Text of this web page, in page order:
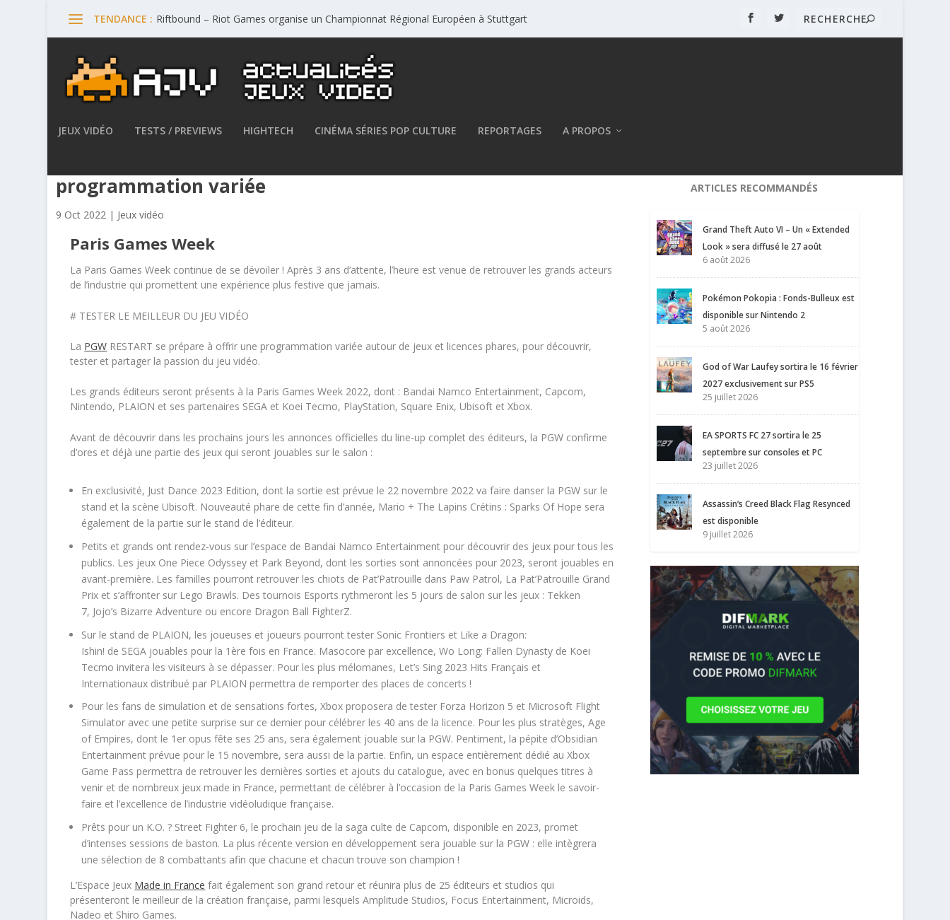
TENDANCE : Riftbound – Riot Games organise un Championnat Régional Européen à Stuttgart
JEUX VIDÉO TESTS / PREVIEWS HIGHTECH CINÉMA SÉRIES POP CULTURE REPORTAGES A PROPOS
programmation variée
9 Oct 2022 | Jeux vidéo
Paris Games Week
La Paris Games Week continue de se dévoiler ! Après 3 ans d’attente, l’heure est venue de retrouver les grands acteurs
de l’industrie qui promettent une expérience plus festive que jamais.
# TESTER LE MEILLEUR DU JEU VIDÉO
La PGW RESTART se prépare à offrir une programmation variée autour de jeux et licences phares, pour découvrir,
tester et partager la passion du jeu vidéo.
Les grands éditeurs seront présents à la Paris Games Week 2022, dont : Bandai Namco Entertainment, Capcom,
Nintendo, PLAION et ses partenaires SEGA et Koei Tecmo, PlayStation, Square Enix, Ubisoft et Xbox.
Avant de découvrir dans les prochains jours les annonces officielles du line-up complet des éditeurs, la PGW confirme
d’ores et déjà une partie des jeux qui seront jouables sur le salon :
En exclusivité, Just Dance 2023 Edition, dont la sortie est prévue le 22 novembre 2022 va faire danser la PGW sur le
stand et la scène Ubisoft. Nouveauté phare de cette fin d’année, Mario + The Lapins Crétins : Sparks Of Hope sera
également de la partie sur le stand de l’éditeur.
Petits et grands ont rendez-vous sur l’espace de Bandai Namco Entertainment pour découvrir des jeux pour tous les
publics. Les jeux One Piece Odyssey et Park Beyond, dont les sorties sont annoncées pour 2023, seront jouables en
avant-première. Les familles pourront retrouver les chiots de Pat’Patrouille dans Paw Patrol, La Pat’Patrouille Grand
Prix et s’affronter sur Lego Brawls. Des tournois Esports rythmeront les 5 jours de salon sur les jeux : Tekken
7, Jojo’s Bizarre Adventure ou encore Dragon Ball FighterZ.
Sur le stand de PLAION, les joueuses et joueurs pourront tester Sonic Frontiers et Like a Dragon:
Ishin! de SEGA jouables pour la 1ère fois en France. Masocore par excellence,Wo Long: Fallen Dynasty de Koei
Tecmo invitera les visiteurs à se dépasser. Pour les plus mélomanes, Let’s Sing 2023 Hits Français et
Internationaux distribué par PLAION permettra de remporter des places de concerts !
Pour les fans de simulation et de sensations fortes,Xbox proposera de tester Forza Horizon 5 et Microsoft Flight
Simulator avec une petite surprise sur ce dernier pour célébrer les 40 ans de la licence. Pour les plus stratèges,Age
of Empires, dont le 1 er opus fête ses 25 ans, sera également jouable sur la PGW. Pentiment, la pépite d’Obsidian
Entertainment prévue pour le 15 novembre, sera aussi de la partie. Enfin, un espace entièrement dédié au Xbox
Game Pass permettra de retrouver les dernières sorties et ajouts du catalogue, avec en bonus quelques titres à
venir et de nombreux jeux made in France, permettant de célébrer à l’occasion de la Paris Games Week le savoir-
faire et l’excellence de l’industrie vidéoludique française.
Prêts pour un K.O. ? Street Fighter 6, le prochain jeu de la saga culte de Capcom, disponible en 2023, promet
d’intenses sessions de baston. La plus récente version en développement sera jouable sur la PGW : elle intègrera
une sélection de 8 combattants afin que chacune et chacun trouve son champion !
L’Espace Jeux Made in France fait également son grand retour et réunira plus de 25 éditeurs et studios qui
présenteront le meilleur de la création française, parmi lesquels Amplitude Studios, Focus Entertainment, Microids,
Nadeo et Shiro Games.
ARTICLES RECOMMANDÉS
Grand Theft Auto VI – Un « Extended
Look » sera diffusé le 27 août
6 août 2026
Pokémon Pokopia : Fonds-Bulleux est
disponible sur Nintendo 2
5 août 2026
God of War Laufey sortira le 16 février
2027 exclusivement sur PS5
25 juillet 2026
EA SPORTS FC 27 sortira le 25
septembre sur consoles et PC
23 juillet 2026
Assassin’s Creed Black Flag Resynced
est disponible
9 juillet 2026